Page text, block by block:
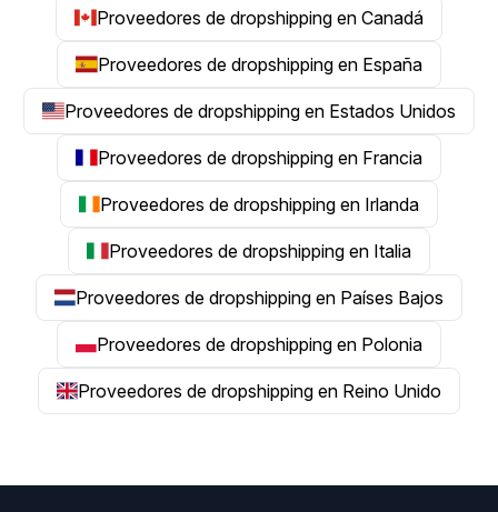
Proveedores de dropshipping en Canadá
Proveedores de dropshipping en España
Proveedores de dropshipping en Estados Unidos
Proveedores de dropshipping en Francia
Proveedores de dropshipping en Irlanda
Proveedores de dropshipping en Italia
Proveedores de dropshipping en Países Bajos
Proveedores de dropshipping en Polonia
Proveedores de dropshipping en Reino Unido